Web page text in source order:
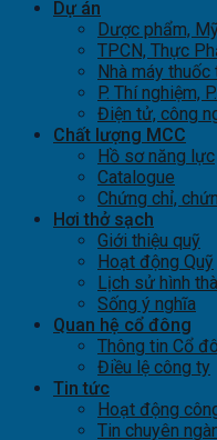
Dự án
Dược phẩm,
TPCN, Thực
Nhà máy thuốc
P. Thí nghiệm,
Điện tử, công
Chất lượng MCC
Hồ sơ năng lực
Catalogue
Chứng chỉ,
Hơi thở sạch
Giới thiệu quỹ
Hoạt động Quỹ
Lịch sử hình
Sống ý nghĩa
Quan hệ cổ đông
Thông tin Cổ
Điều lệ công ty
Tin tức
Hoạt động
Tin chuyên